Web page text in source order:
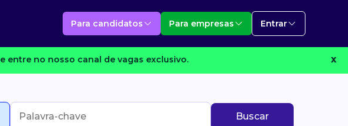
Para candidatos Para empresas Entrar
e entre no nosso canal de vagas exclusivo. X
Buscar